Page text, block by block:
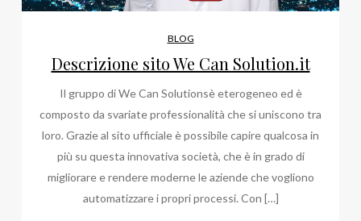
BLOG
Descrizione sito We Can Solution.it
Il gruppo di We Can Solutionsè eterogeneo ed è
composto da svariate professionalità che si uniscono tra
loro. Grazie al sito ufficiale è possibile capire qualcosa in
più su questa innovativa società, che è in grado di
migliorare e rendere moderne le aziende che vogliono
automatizzare i propri processi. Con […]